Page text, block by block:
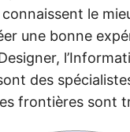
le
une bonne
des
frontières sont